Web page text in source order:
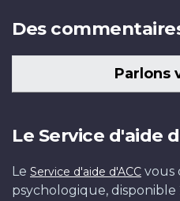
Des
Parlons
Le Service d'aide
Le Service d'aide d'ACC vous
psychologique, disponible